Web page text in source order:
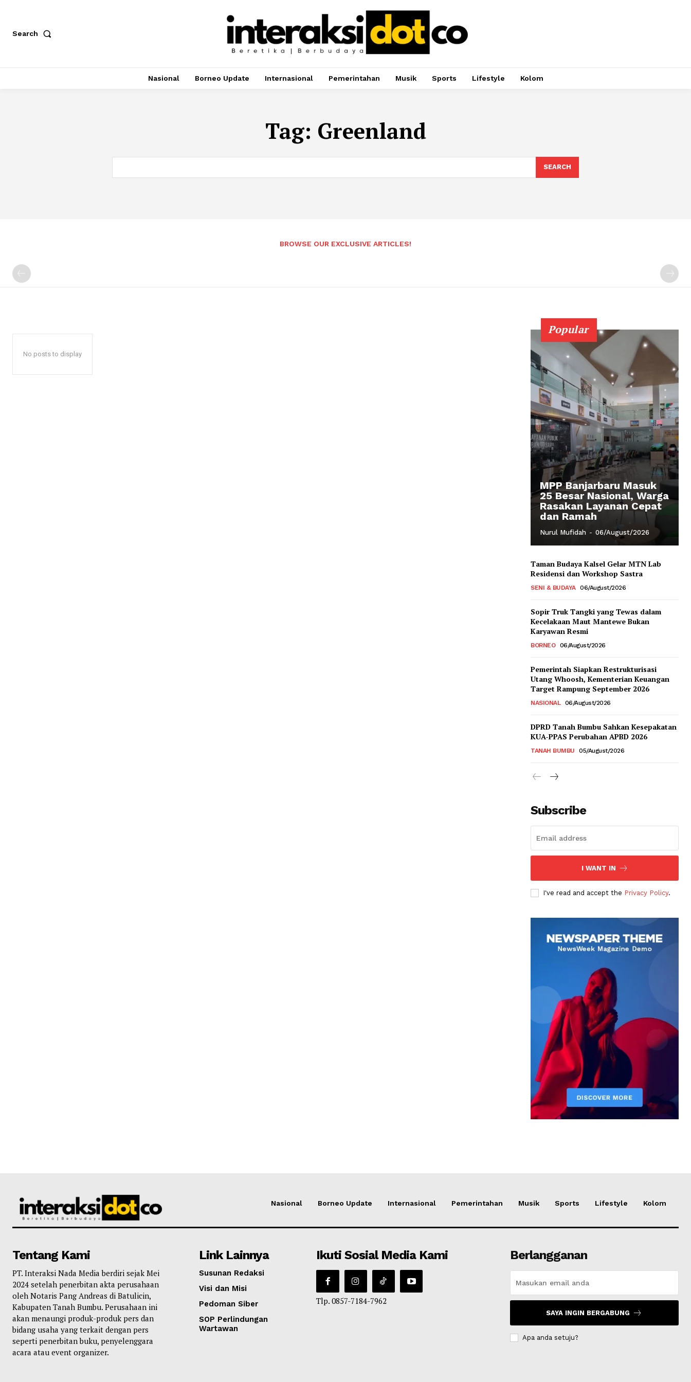
Search
Nasional Borneo Update Internasional Pemerintahan Musik Sports Lifestyle Kolom
Tag: Greenland
SEARCH
BROWSE OUR EXCLUSIVE ARTICLES!
No posts to display
Popular
MPP Banjarbaru Masuk
25 Besar Nasional, Warga
Rasakan Layanan Cepat
dan Ramah
Nurul Mufidah - 06/August/2026
Taman Budaya Kalsel Gelar MTN Lab
Residensi dan Workshop Sastra
SENI & BUDAYA 06/August/2026
Sopir Truk Tangki yang Tewas dalam
Kecelakaan Maut Mantewe Bukan
Karyawan Resmi
BORNEO 06/August/2026
Pemerintah Siapkan Restrukturisasi
Utang Whoosh, Kementerian Keuangan
Target Rampung September 2026
NASIONAL 06/August/2026
DPRD Tanah Bumbu Sahkan Kesepakatan
KUA-PPAS Perubahan APBD 2026
TANAH BUMBU 05/August/2026
Subscribe
I WANT IN
I've read and accept the Privacy Policy.
Nasional Borneo Update Internasional Pemerintahan Musik Sports Lifestyle Kolom
Tentang Kami
PT. Interaksi Nada Media berdiri sejak Mei
2024 setelah penerbitan akta perusahaan
oleh Notaris Pang Andreas di Batulicin,
Kabupaten Tanah Bumbu. Perusahaan ini
akan menaungi produk-produk pers dan
bidang usaha yang terkait dengan pers
seperti penerbitan buku, penyelenggara
acara atau event organizer.
Link Lainnya
Susunan Redaksi
Visi dan Misi
Pedoman Siber
SOP Perlindungan
Wartawan
Ikuti Sosial Media Kami
Tlp. 0857-7184-7962
Berlangganan
SAYA INGIN BERGABUNG
Apa anda setuju?